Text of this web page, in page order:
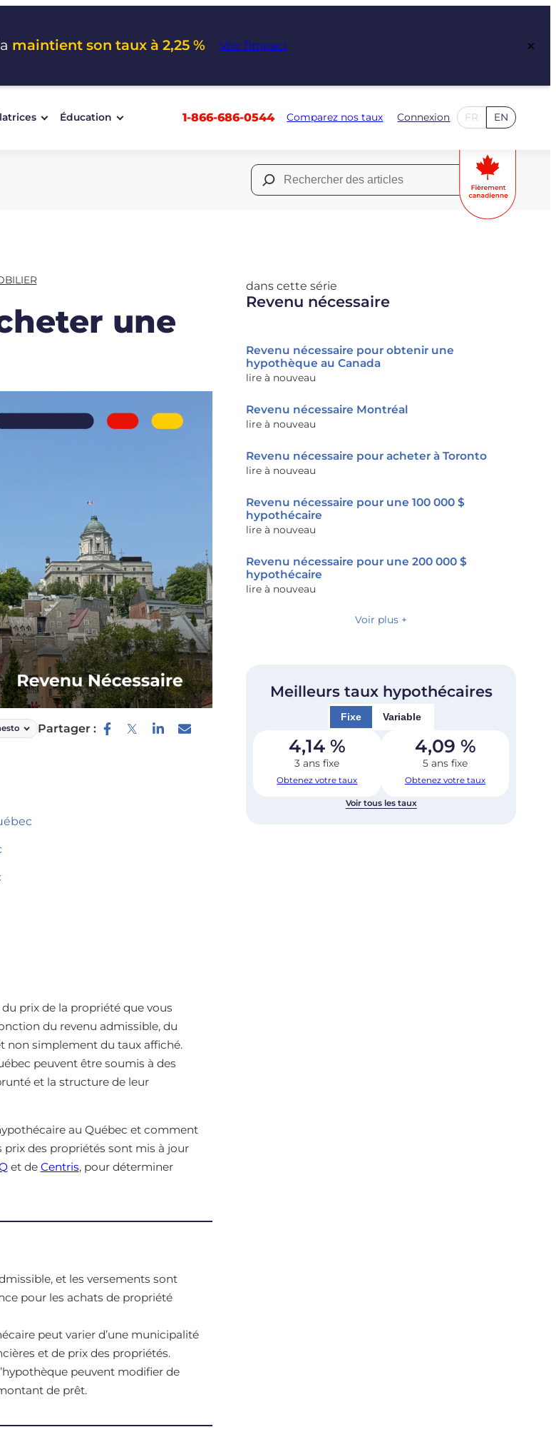
maintient son taux à 2,25 % Voir l’impact ×
Éducation 1-866-686-0544 Comparez nos taux Connexion FR EN
Rechercher :
une
Partager :
prix de la propriété que vous
du revenu admissible, du
non simplement du taux affiché.
peuvent être soumis à des
et la structure de leur
au Québec et comment
prix des propriétés sont mis à jour
et de Centris, pour déterminer
et les versements sont
pour les achats de propriété
peut varier d’une municipalité
et de prix des propriétés.
peuvent modifier de
de prêt.
dans cette série
Revenu nécessaire
Revenu nécessaire pour obtenir une
hypothèque au Canada
lire à nouveau
Revenu nécessaire Montréal
lire à nouveau
Revenu nécessaire pour acheter à Toronto
lire à nouveau
Revenu nécessaire pour une 100 000 $
hypothécaire
lire à nouveau
Revenu nécessaire pour une 200 000 $
hypothécaire
lire à nouveau
Voir plus +
Meilleurs taux hypothécaires
Fixe Variable
4,14 %
3 ans fixe
Obtenez votre taux
4,09 %
5 ans fixe
Obtenez votre taux
Voir tous les taux